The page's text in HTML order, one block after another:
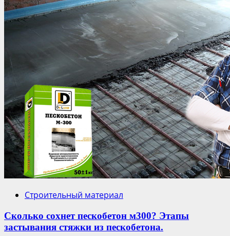
Строительный материал
Сколько сохнет пескобетон м300? Этапы
застывания стяжки из пескобетона.